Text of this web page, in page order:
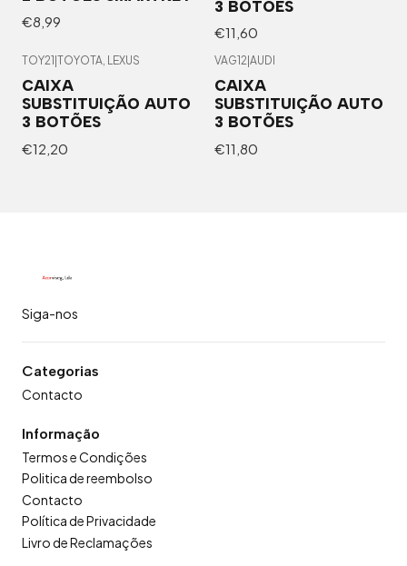
€8,99
3 BOTÕES
€11,60
TOY21 TOYOTA, LEXUS
CAIXA
SUBSTITUIÇÃO AUTO
3 BOTÕES
€12,20
VAG12 AUDI
CAIXA
SUBSTITUIÇÃO AUTO
3 BOTÕES
€11,80
Siga-nos
Categorias
Contacto
Informação
Termos e Condições
Politica de reembolso
Contacto
Política de Privacidade
Livro de Reclamações